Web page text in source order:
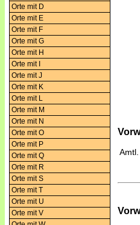
Orte mit D
Orte mit E
Orte mit F
Orte mit G
Orte mit H
Orte mit I
Orte mit J
Orte mit K
Orte mit L
Orte mit M
Orte mit N
Orte mit O
Orte mit P
Orte mit Q
Orte mit R
Orte mit S
Orte mit T
Orte mit U
Orte mit V